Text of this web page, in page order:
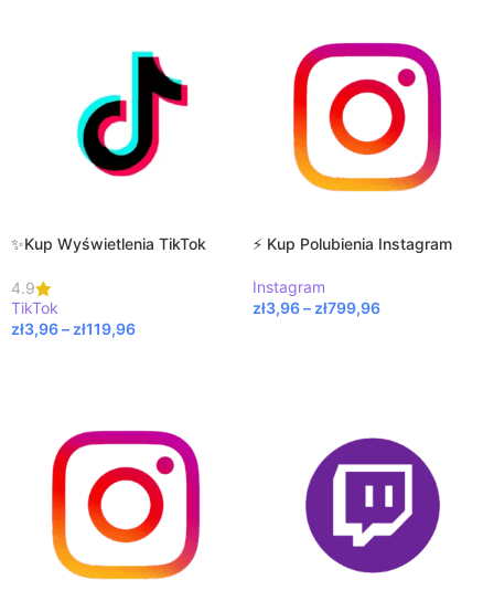
✨Kup Wyświetlenia TikTok
4.9
TikTok
zł3,96– zł119,96
⚡ Kup Polubienia Instagram
Instagram
zł3,96– zł799,96